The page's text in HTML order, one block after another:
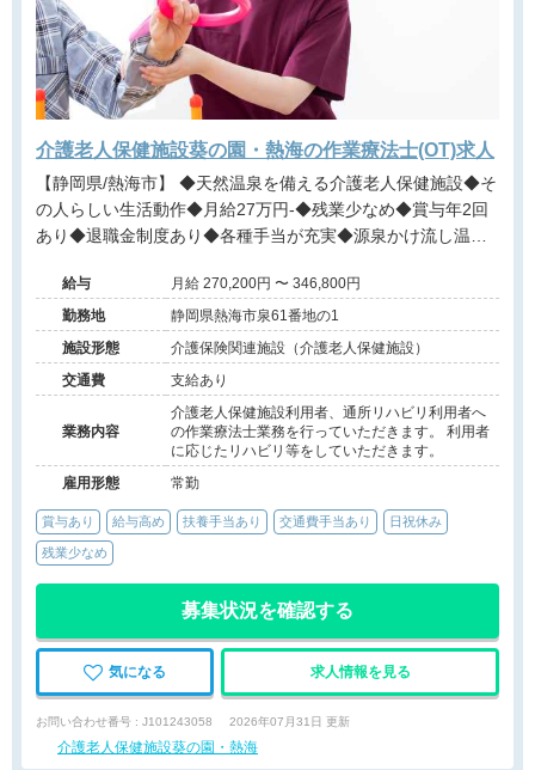
介護老人保健施設葵の園・熱海の作業療法士(OT)求人
【静岡県/熱海市】 ◆天然温泉を備える介護老人保健施設◆そ
の人らしい生活動作◆月給27万円-◆残業少なめ◆賞与年2回
あり◆退職金制度あり◆各種手当が充実◆源泉かけ流し温泉
給与
月給 270,200円 〜 346,800円
勤務地
静岡県熱海市泉61番地の1
施設形態
介護保険関連施設（介護老人保健施設）
交通費
支給あり
業務内容
介護老人保健施設利用者、通所リハビリ利用者へ
の作業療法士業務を行っていただきます。 利用者
に応じたリハビリ等をしていただきます。
雇用形態
常勤
賞与あり 給与高め 扶養手当あり 交通費手当あり 日祝休み
残業少なめ
募集状況を確認する
気になる 求人情報を見る
お問い合わせ番号 : J101243058 2026年07月31日 更新
介護老人保健施設葵の園・熱海